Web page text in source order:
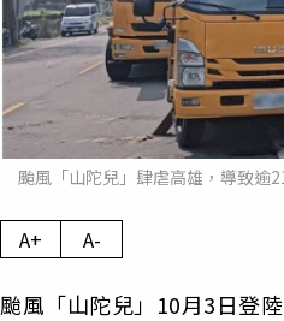
颱風「山陀兒」肆虐高雄，導致逾
A+ A-
颱風「山陀兒」10月3日登